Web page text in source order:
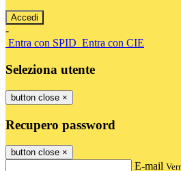
-
Entra con SPID Entra con CIE
Seleziona utente
button close ×
Recupero password
button close ×
E-mail